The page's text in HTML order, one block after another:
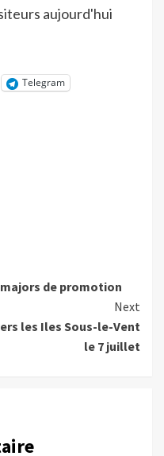
aujourd'hui
Telegram
de promotion
Next
les Iles Sous-le-Vent
le 7 juillet